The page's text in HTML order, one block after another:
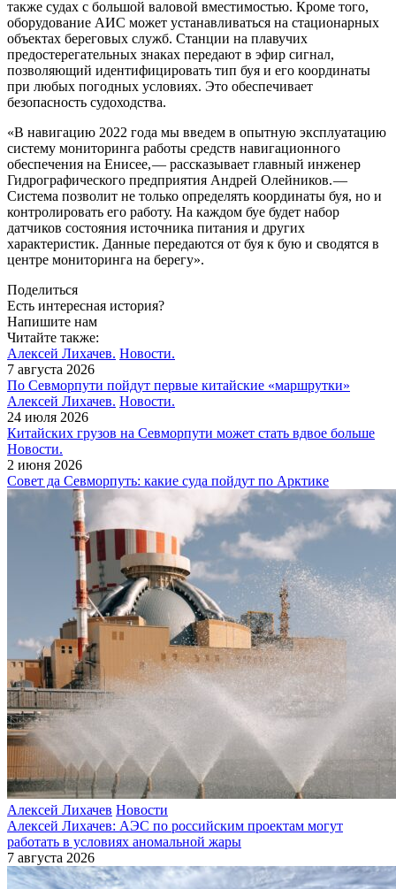
также судах с большой валовой вместимостью. Кроме того,
оборудование АИС может устанавливаться на стационарных
объектах береговых служб. Станции на плавучих
предостерегательных знаках передают в эфир сигнал,
позволяющий идентифицировать тип буя и его координаты
при любых погодных условиях. Это обеспечивает
безопасность судоходства.
«В навигацию 2022 года мы введем в опытную эксплуатацию
систему мониторинга работы средств навигационного
обеспечения на Енисее, — ​рассказывает главный инженер
Гидрографического предприятия Андрей Олейников. — ​
Система позволит не только определять координаты буя, но и
контролировать его работу. На каждом буе будет набор
датчиков состояния источника питания и других
характеристик. Данные передаются от буя к бую и сводятся в
центре мониторинга на берегу».
Поделиться
Есть интересная история?
Напишите нам
Читайте также:
Алексей Лихачев. Новости.
7 августа 2026
По Севморпути пойдут первые китайские «маршрутки»
Алексей Лихачев. Новости.
24 июля 2026
Китайских грузов на Севморпути может стать вдвое больше
Новости.
2 июня 2026
Совет да Севморпуть: какие суда пойдут по Арктике
Алексей Лихачев Новости
Алексей Лихачев: АЭС по российским проектам могут
работать в условиях аномальной жары
7 августа 2026